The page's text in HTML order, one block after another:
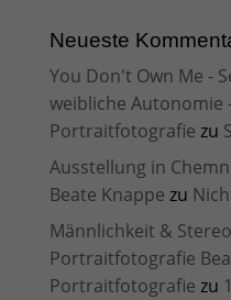
Neueste
You Don't Own Me -
weibliche Autonomie
Portraitfotografie zu
Ausstellung in
Beate Knappe zu
Männlichkeit &
Portraitfotografie
Portraitfotografie zu